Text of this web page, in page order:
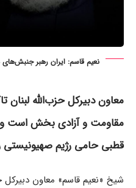
نعیم قاسم: ایران رهبر
معاون دبیرکل حزب‌الله لبنان
مقاومت و آزادی بخش است و
قطبی حامی رژیم
شیخ «نعیم قاسم» معاون دبیرکل